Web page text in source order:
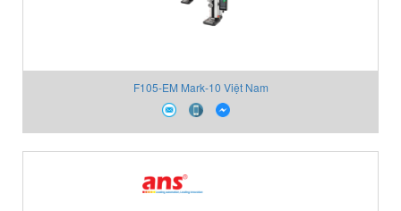
F105-EM Mark-10 Việt Nam